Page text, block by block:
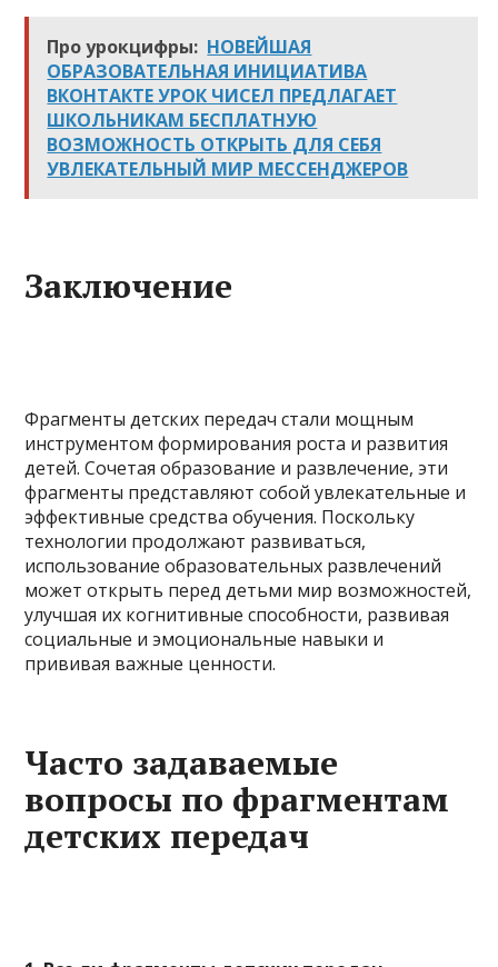
Про урокцифры: НОВЕЙШАЯ
ОБРАЗОВАТЕЛЬНАЯ ИНИЦИАТИВА
ВКОНТАКТЕ УРОК ЧИСЕЛ ПРЕДЛАГАЕТ
ШКОЛЬНИКАМ БЕСПЛАТНУЮ
ВОЗМОЖНОСТЬ ОТКРЫТЬ ДЛЯ СЕБЯ
УВЛЕКАТЕЛЬНЫЙ МИР МЕССЕНДЖЕРОВ
Заключение
Фрагменты детских передач стали мощным
инструментом формирования роста и развития
детей. Сочетая образование и развлечение, эти
фрагменты представляют собой увлекательные и
эффективные средства обучения. Поскольку
технологии продолжают развиваться,
использование образовательных развлечений
может открыть перед детьми мир возможностей,
улучшая их когнитивные способности, развивая
социальные и эмоциональные навыки и
прививая важные ценности.
Часто задаваемые
вопросы по фрагментам
детских передач